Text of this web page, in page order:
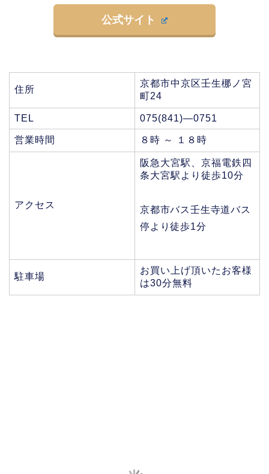
公式サイト
住所
京都市中京区壬生梛ノ宮
町24
TEL 075(841)―0751
営業時間 ８時 ～ １８時
アクセス
阪急大宮駅、京福電鉄四
条大宮駅より徒歩10分
京都市バス壬生寺道バス
停より徒歩1分
駐車場
お買い上げ頂いたお客様
は30分無料